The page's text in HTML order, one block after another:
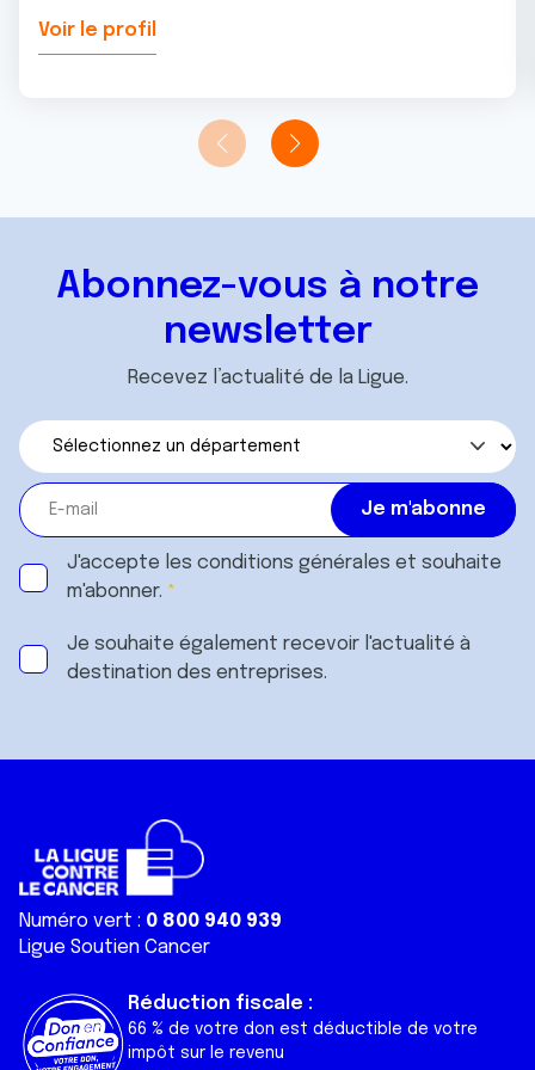
Voir le profil
Abonnez-vous à notre
newsletter
Recevez l’actualité de la Ligue.
J'accepte les conditions générales et souhaite
m'abonner.
Je souhaite également recevoir l'actualité à
destination des entreprises.
Numéro vert : 0 800 940 939
Ligue Soutien Cancer
Réduction fiscale :
66 % de votre don est déductible de votre
impôt sur le revenu